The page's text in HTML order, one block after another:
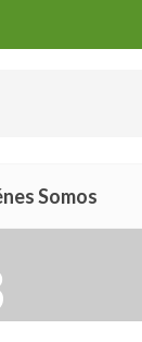
Somos